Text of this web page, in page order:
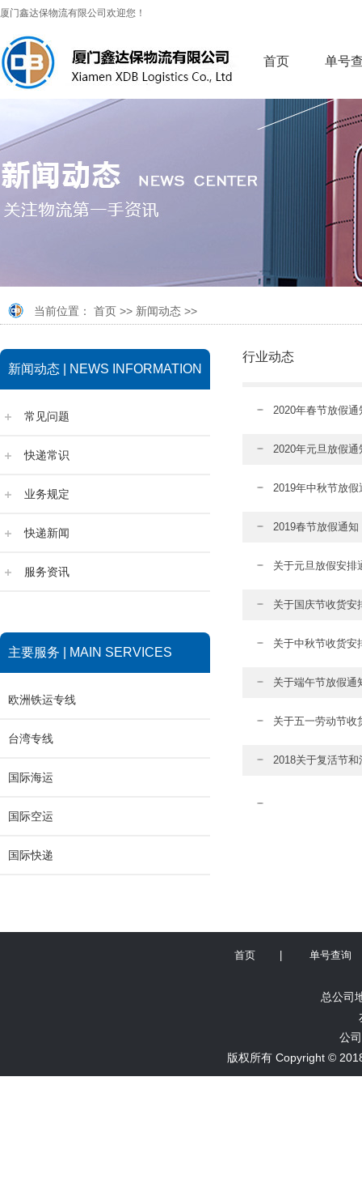
厦门鑫达保物流有限公司欢迎您！
首页 单号
当前位置： 首页 >> 新闻动态 >>
新闻动态 | NEWS INFORMATION
常见问题
快递常识
业务规定
快递新闻
服务资讯
主要服务 | MAIN SERVICES
欧洲铁运专线
台湾专线
国际海运
国际空运
国际快递
行业动态
2020年春节放假通
2020年元旦放假通
2019年中秋节放假
2019春节放假通知
关于元旦放假安排
关于国庆节收货安
关于中秋节收货安
关于端午节放假通
关于五一劳动节收
2018关于复活节
首页 单号查询
总公司
公
版权所有 Copyright ©